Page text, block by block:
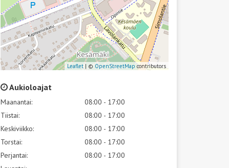
Leaflet | ©OpenStreetMap contributors
Aukioloajat
Maanantai:
08:00 - 17:00
Tiistai:
08:00 - 17:00
Keskiviikko:
08:00 - 17:00
Torstai:
08:00 - 17:00
Perjantai:
08:00 - 17:00